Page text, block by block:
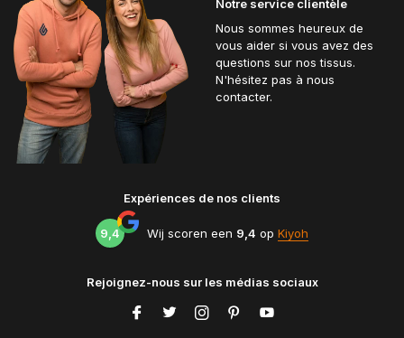
Notre service clientèle
Nous sommes heureux de
vous aider si vous avez des
questions sur nos tissus.
N'hésitez pas à nous
contacter.
Expériences de nos clients
9,4 Wij scoren een 9,4 op Kiyoh
Rejoignez-nous sur les médias sociaux